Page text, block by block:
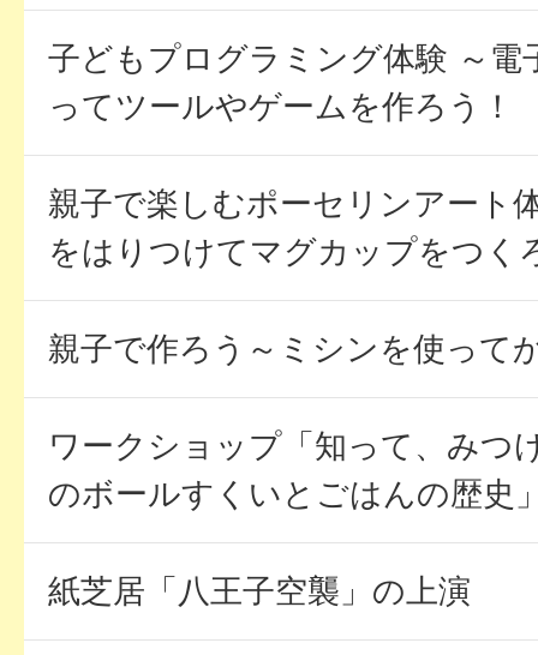
子どもプログラミング体験 ～電
ってツールやゲームを作ろう！
親子で楽しむポーセリンアート
をはりつけてマグカップをつく
親子で作ろう～ミシンを使って
ワークショップ「知って、みつ
のボールすくいとごはんの歴史
紙芝居「八王子空襲」の上演